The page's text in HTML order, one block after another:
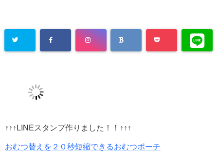
↑↑↑LINEスタンプ作りました！！↑↑↑
おむつ替えを２０秒短縮できるおむつポーチ